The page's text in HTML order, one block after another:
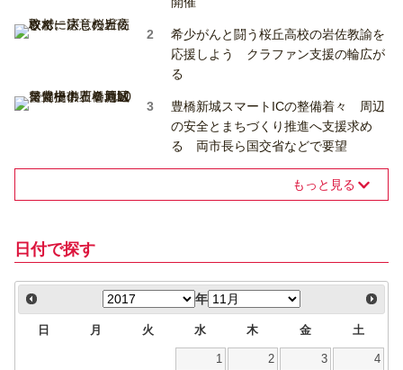
希少がんと闘う桜丘高校の岩佐教諭を
応援しよう クラファン支援の輪広が
る
豊橋新城スマートICの整備着々 周辺
の安全とまちづくり推進へ支援求め
る 両市長ら国交省などで要望
もっと見る
日付で探す
年
日 月 火 水 木 金 土
1 2 3 4